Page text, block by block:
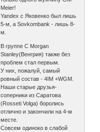
Meier!
Yandex с Яковенко был лишь
5-м, а Sovkombank - лишь 8-
м.
В группе С Morgan
Stanley(Венгрия) также без
проблем стал первым.
У них, пожалуй, самый
ровный состав - 4IM +WGM.
Наши старые друзья-
соперники из Саратова
(Rosseti Volga) боролись
отлично и закончили на 4-м
месте.
Совсем одиноко в слабой